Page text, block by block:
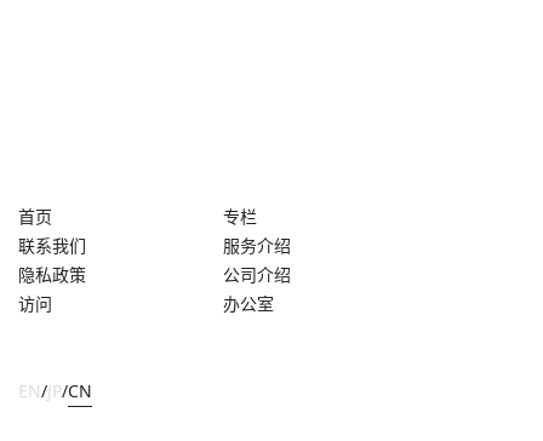
首页
专栏
联系我们
服务介绍
隐私政策
公司介绍
访问
办公室
EN/JP/CN